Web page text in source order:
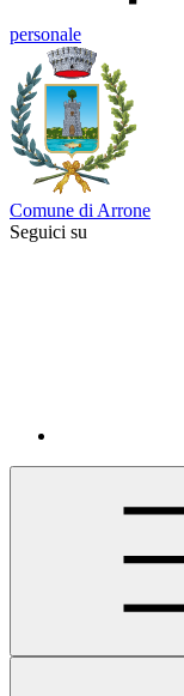
personale
Comune di Arrone
Seguici su